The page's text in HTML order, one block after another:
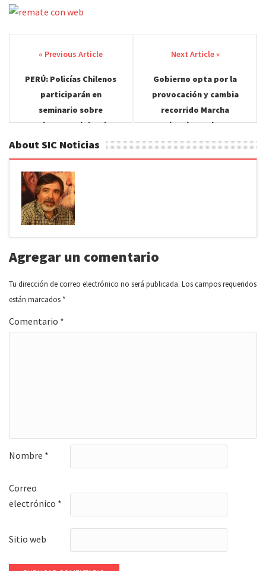
navigation
PERÚ: Policías Chilenos
participarán en
seminario sobre
maltrato y violencia
contra la infancia.
Gobierno opta por la
provocación y cambia
recorrido Marcha
Nacional por el Agua
About SIC Noticias
Agregar un comentario
Tu dirección de correo electrónico no será publicada. Los campos requeridos
están marcados *
Comentario *
Nombre *
Correo
electrónico *
Sitio web